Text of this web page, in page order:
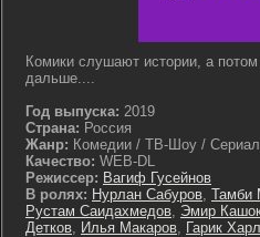
Комики слушают истории, а
дальше....
Год выпуска: 2019
Страна: Россия
Жанр: Комедии / ТВ-Шоу /
Качество: WEB-DL
Режиссер: Вагиф Гусейнов
В ролях: Нурлан Сабуров, Тамби
Рустам Саидахмедов, Эмир
Детков, Илья Макаров, Гарик